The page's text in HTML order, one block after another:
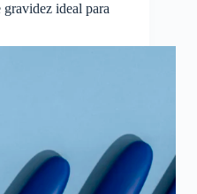
ideal para